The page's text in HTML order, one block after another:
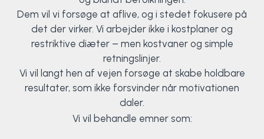
Dem vil vi forsøge at aflive, og i stedet fokusere på
det der virker. Vi arbejder ikke i kostplaner og
restriktive diæter – men kostvaner og simple
retningslinjer.
Vi vil langt hen af vejen forsøge at skabe holdbare
resultater, som ikke forsvinder når motivationen
daler.
Vi vil behandle emner som: